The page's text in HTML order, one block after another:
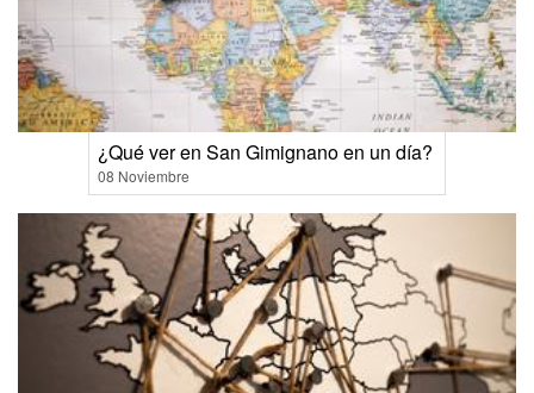
¿Qué ver en San Gimignano en un día?
08 Noviembre